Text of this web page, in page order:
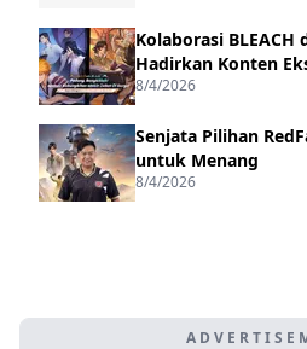
Kolaborasi
Hadirkan Konten
8/4/2026
Senjata Pilihan
untuk Menang
8/4/2026